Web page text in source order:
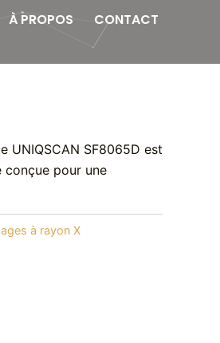
À PROPOS CONTACT
UNIQSCAN SF8065D est
pour une
à rayon X